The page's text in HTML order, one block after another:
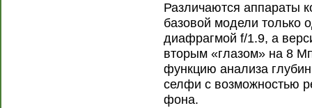
Различаются аппараты
базовой модели только
диафрагмой f/1.9, а
вторым «глазом» на 8
функцию анализа
селфи с возможностью
фона.